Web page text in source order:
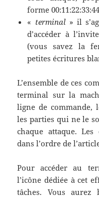
forme
« terminal» il
d’accéder à
(vous savez la
petites écritures
L’ensemble de ces
terminal sur la
ligne de commande,
les parties qui ne le
chaque attaque.
dans l’ordre de
Pour accéder au
l’icône dédiée à cet
tâches. Vous